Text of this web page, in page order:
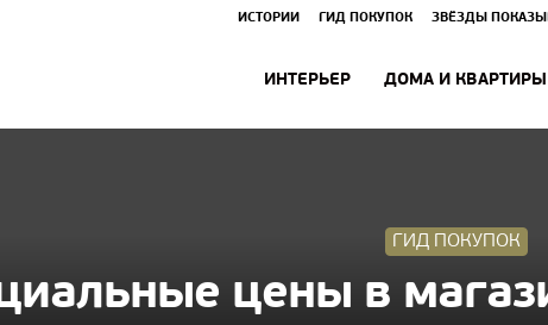
ИСТОРИИ ГИД ПОКУПОК ЗВЁЗДЫ
ИНТЕРЬЕР ДОМА И КВАРТИРЫ
ГИД ПОКУПОК
цены в